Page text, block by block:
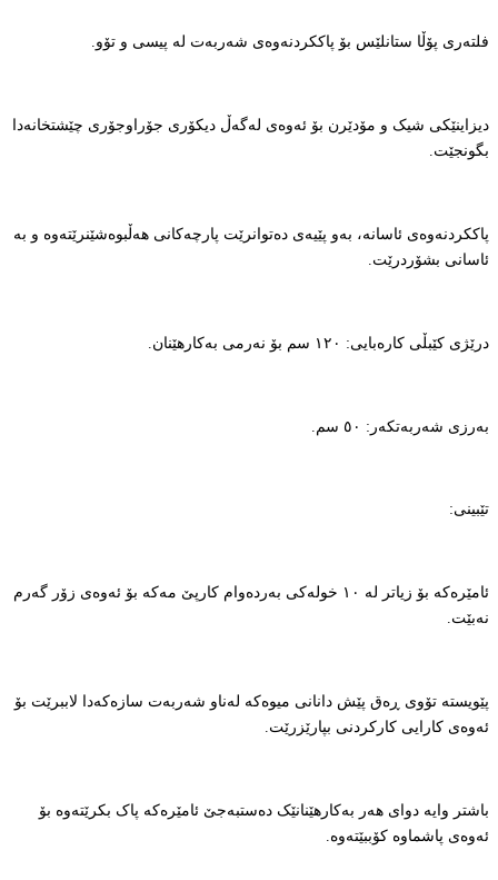
فلتەری پۆڵا ستانلێس بۆ پاککردنەوەی شەربەت لە پیسی و تۆو.
دیزاینێکی شیک و مۆدێرن بۆ ئەوەی لەگەڵ دیکۆری جۆراوجۆری چێشتخانەدا
بگونجێت.
پاککردنەوەی ئاسانە، بەو پێیەی دەتوانرێت پارچەکانی هەڵبوەشێنرێتەوە و بە
ئاسانی بشۆردرێت.
درێژی کێبڵی کارەبایی: ١٢٠ سم بۆ نەرمی بەکارهێنان.
بەرزی شەربەتکەر: ٥٠ سم.
تێبینی:
ئامێرەکە بۆ زیاتر لە ١٠ خولەکی بەردەوام کارپێ مەکە بۆ ئەوەی زۆر گەرم
نەبێت.
پێویستە تۆوی ڕەق پێش دانانی میوەکە لەناو شەربەت سازەکەدا لاببرێت بۆ
ئەوەی کارایی کارکردنی بپارێزرێت.
باشتر وایە دوای هەر بەکارهێنانێک دەستبەجێ ئامێرەکە پاک بکرێتەوە بۆ
ئەوەی پاشماوە کۆببێتەوە.